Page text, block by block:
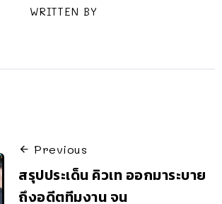
WRITTEN BY
Previous
สรุปประเด็น คิวเท ออกมาระบาย
ถึงอดีตทีมงาน จน